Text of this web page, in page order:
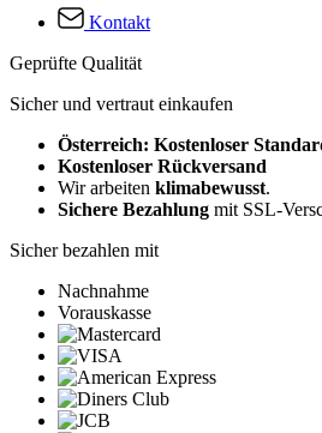
Kontakt
Geprüfte Qualität
Sicher und vertraut einkaufen
Österreich: Kostenloser
Kostenloser Rückversand
Wir arbeiten klimabewusst.
Sichere Bezahlung mit SSL-
Sicher bezahlen mit
Nachnahme
Vorauskasse